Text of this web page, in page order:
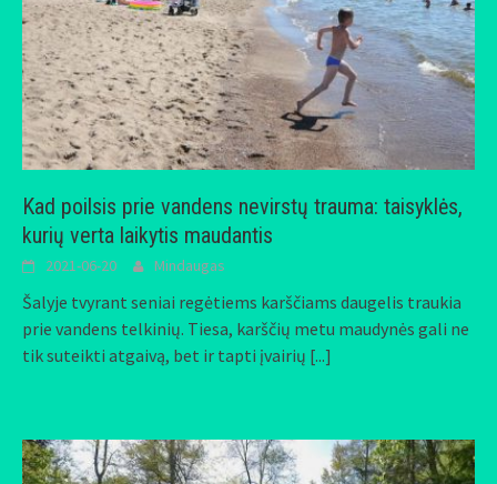
Kad poilsis prie vandens nevirstų trauma: taisyklės,
kurių verta laikytis maudantis
2021-06-20 Mindaugas
Šalyje tvyrant seniai regėtiems karščiams daugelis traukia
prie vandens telkinių. Tiesa, karščių metu maudynės gali ne
tik suteikti atgaivą, bet ir tapti įvairių [...]